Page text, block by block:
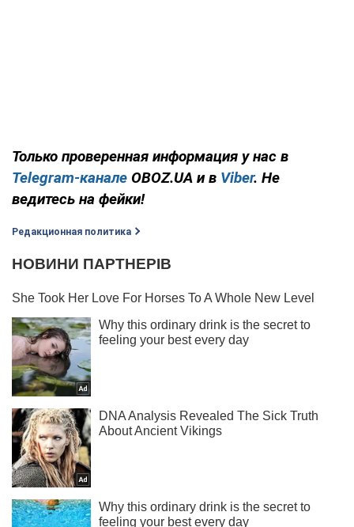
Только проверенная информация у нас в
Telegram-канале OBOZ.UA и в Viber. Не
ведитесь на фейки!
Редакционная политика